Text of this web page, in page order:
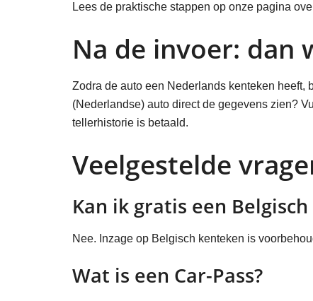
Lees de praktische stappen op onze pagina
Na de invoer: dan
Zodra de auto een Nederlands kenteken
(Nederlandse) auto direct de gegevens zien?
tellerhistorie is betaald.
Veelgestelde
Kan ik gratis een
Nee. Inzage op Belgisch kenteken is
Wat is een Car-Pass?